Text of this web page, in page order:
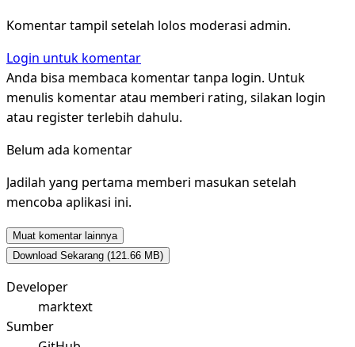
Komentar tampil setelah lolos moderasi admin.
Login untuk komentar
Anda bisa membaca komentar tanpa login. Untuk
menulis komentar atau memberi rating, silakan login
atau register terlebih dahulu.
Belum ada komentar
Jadilah yang pertama memberi masukan setelah
mencoba aplikasi ini.
Muat komentar lainnya
Download Sekarang (121.66 MB)
Developer
marktext
Sumber